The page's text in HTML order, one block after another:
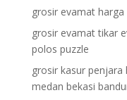
grosir evamat
grosir evamat tikar
polos puzzle
grosir kasur
medan bekasi